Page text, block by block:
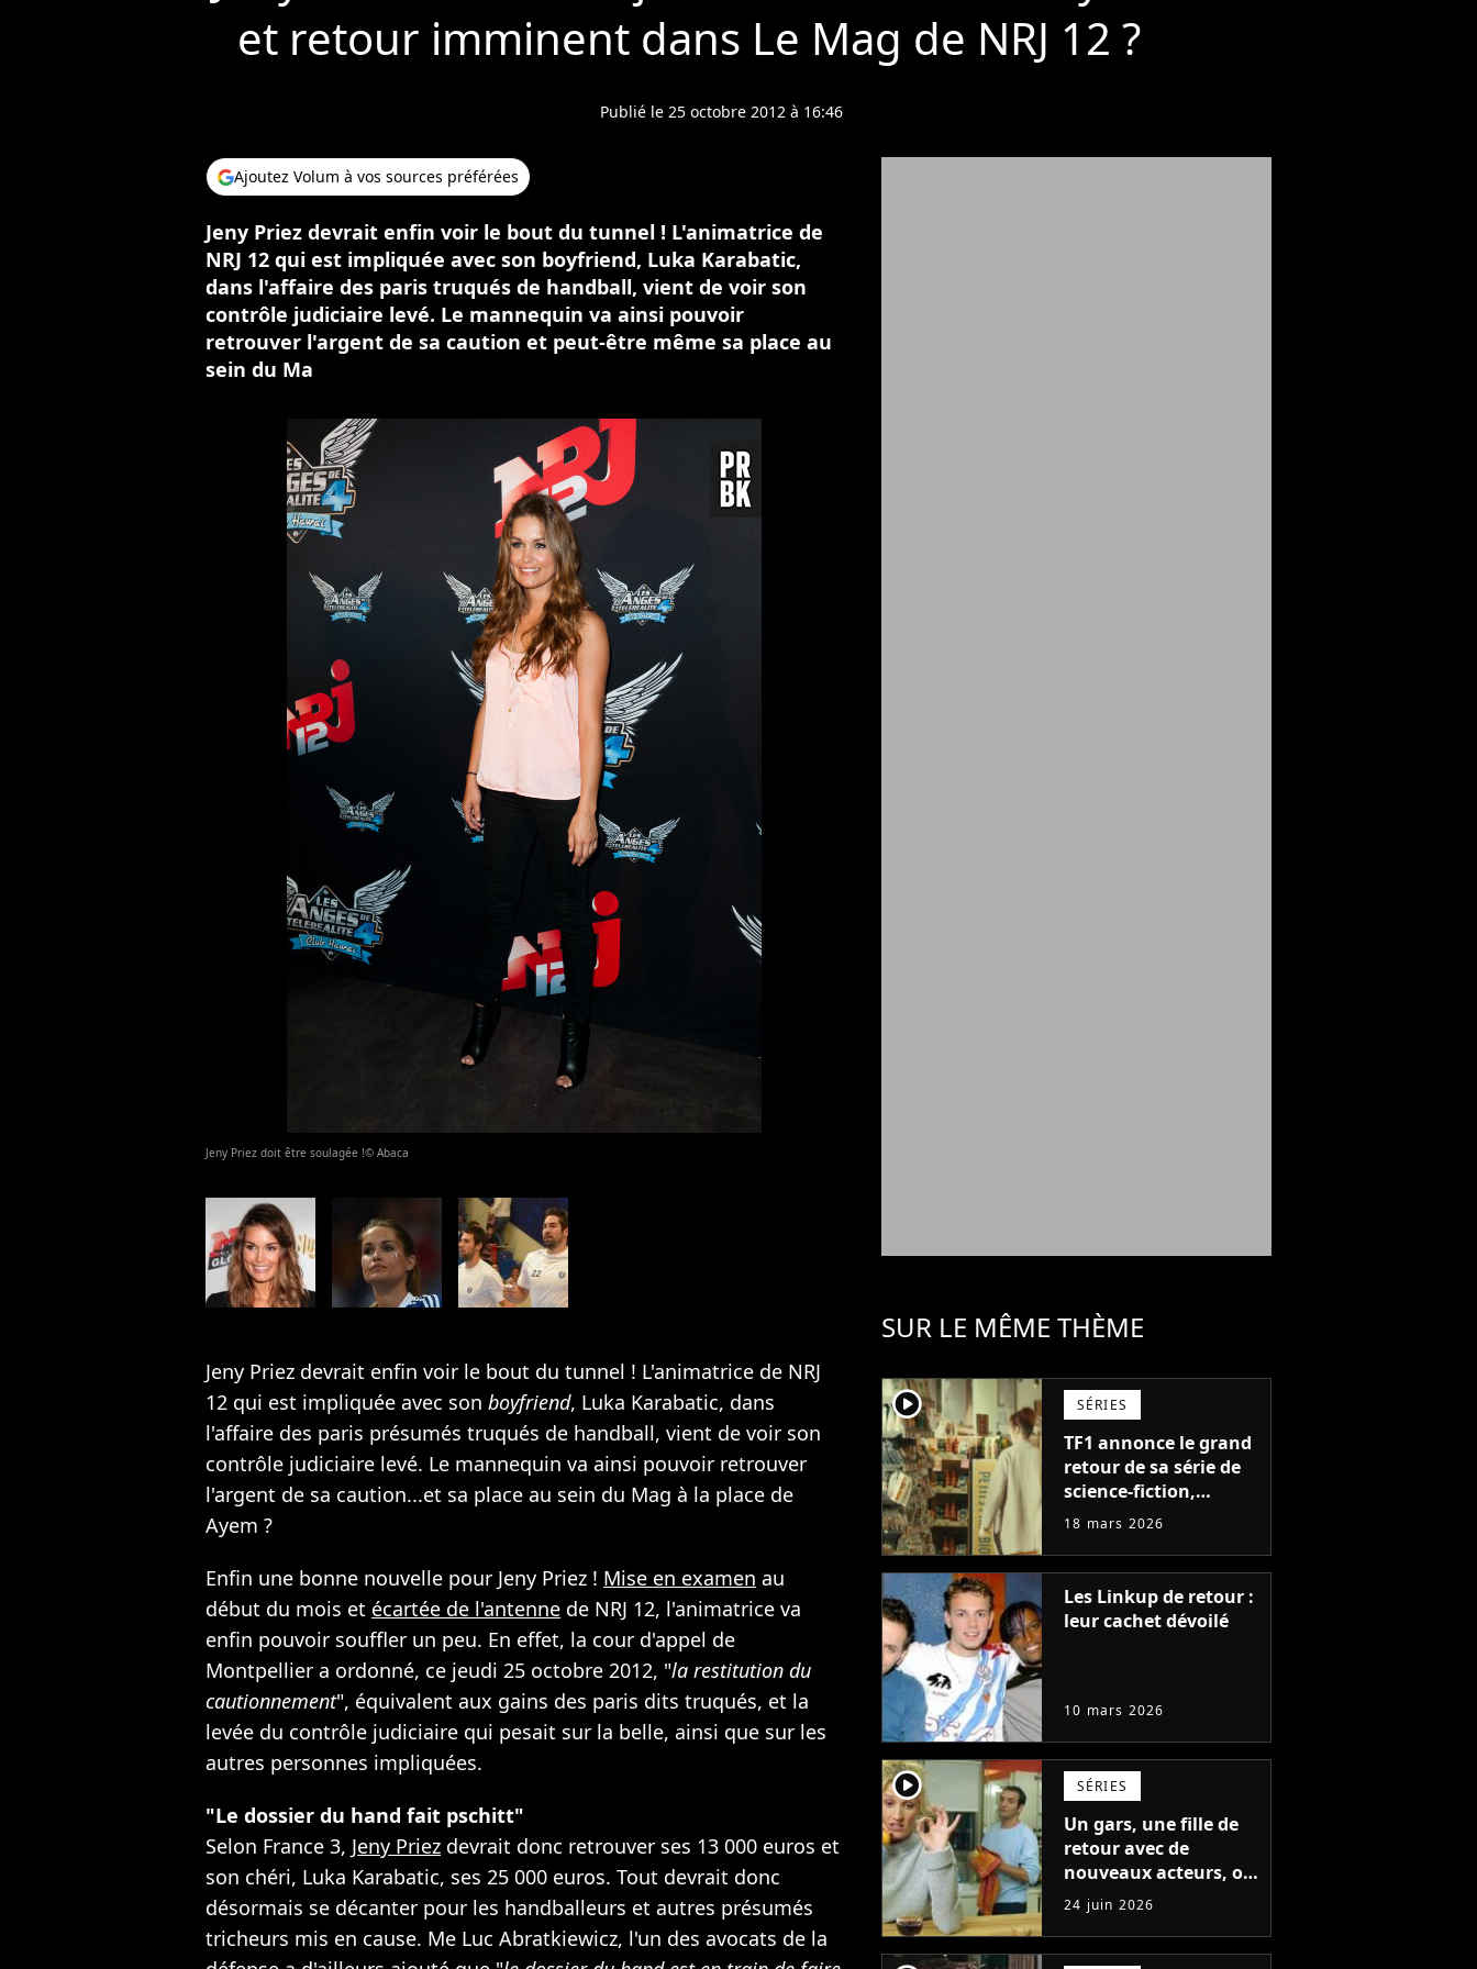
et retour imminent dans Le Mag de NRJ 12 ?
Publié le 25 octobre 2012 à 16:46
Ajoutez Volum à vos sources préférées
Jeny Priez devrait enfin voir le bout du tunnel ! L'animatrice de
NRJ 12 qui est impliquée avec son boyfriend, Luka Karabatic,
dans l'affaire des paris truqués de handball, vient de voir son
contrôle judiciaire levé. Le mannequin va ainsi pouvoir
retrouver l'argent de sa caution et peut-être même sa place au
sein du Ma
Jeny Priez doit être soulagée !© Abaca
Jeny Priez devrait enfin voir le bout du tunnel ! L'animatrice de NRJ
12 qui est impliquée avec son boyfriend, Luka Karabatic, dans
l'affaire des paris présumés truqués de handball, vient de voir son
contrôle judiciaire levé. Le mannequin va ainsi pouvoir retrouver
l'argent de sa caution...et sa place au sein du Mag à la place de
Ayem ?
Enfin une bonne nouvelle pour Jeny Priez ! Mise en examen au
début du mois et écartée de l'antenne de NRJ 12, l'animatrice va
enfin pouvoir souffler un peu. En effet, la cour d'appel de
Montpellier a ordonné, ce jeudi 25 octobre 2012, "la restitution du
cautionnement", équivalent aux gains des paris dits truqués, et la
levée du contrôle judiciaire qui pesait sur la belle, ainsi que sur les
autres personnes impliquées.
"Le dossier du hand fait pschitt"
Selon France 3, Jeny Priez devrait donc retrouver ses 13 000 euros et
son chéri, Luka Karabatic, ses 25 000 euros. Tout devrait donc
désormais se décanter pour les handballeurs et autres présumés
tricheurs mis en cause. Me Luc Abratkiewicz, l'un des avocats de la
SUR LE MÊME THÈME
player2 SÉRIES
TF1 annonce le grand
retour de sa série de
science-fiction,
nouveau retour vers
18 mars 2026
Les Linkup de retour :
leur cachet dévoilé
10 mars 2026
player2 SÉRIES
Un gars, une fille de
retour avec de
nouveaux acteurs, on
sait qui remplacera
Jean Dujardin dans la
nouvelle série
24 juin 2026